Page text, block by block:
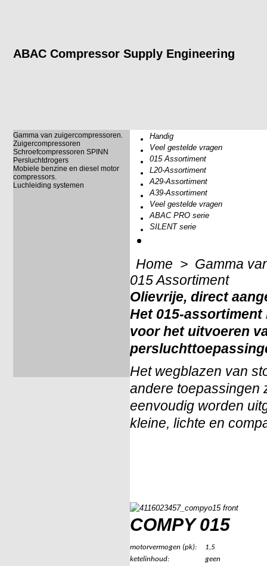
ABAC Compressor Supply Engineering
Gamma van zuigercompressoren.
Zuigercompressoren
Schroefcompressoren SPINN
Persluchtdrogers
Mobiele benzine en diesel motor
compressors.
Luchleiding systemen
Handig
Veel gestelde vragen
015 Assortiment
L20-Assortiment
A29-Assortiment
A39-Assortiment
Veel gestelde vragen
ABAC PRO serie
SILENT serie
Home > Gamma
015 Assortiment
Olievrije, direct
Het 015-
voor het uitvoeren
Het wegblazen van
andere toepassingen
eenvoudig worden
kleine, lichte en
COMPY 015
motorvermogen (pk):
1,5
ketelinhoud:
geen